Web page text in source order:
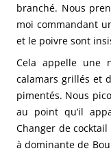
branché. Nous
moi commandant
et le poivre sont
Cela appelle une
calamars grillés et
pimentés. Nous
au point qu’il
Changer de
à dominante de